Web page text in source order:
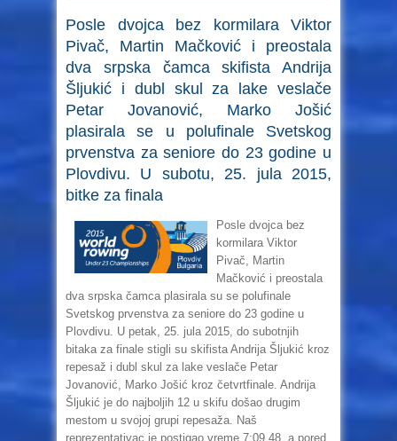
Posle dvojca bez kormilara Viktor
Pivač, Martin Mačković i preostala
dva srpska čamca skifista Andrija
Šljukić i dubl skul za lake veslače
Petar Jovanović, Marko Jošić
plasirala se u polufinale Svetskog
prvenstva za seniore do 23 godine u
Plovdivu. U subotu, 25. jula 2015,
bitke za finala
Posle dvojca bez
kormilara Viktor
Pivač, Martin
Mačković i preostala
dva srpska čamca plasirala su se polufinale
Svetskog prvenstva za seniore do 23 godine u
Plovdivu. U petak, 25. jula 2015, do subotnjih
bitaka za finale stigli su skifista Andrija Šljukić kroz
repesaž i dubl skul za lake veslače Petar
Jovanović, Marko Jošić kroz četvrtfinale. Andrija
Šljukić je do najboljih 12 u skifu došao drugim
mestom u svojoj grupi repesaža. Naš
reprezentativac je postigao vreme 7:09,48, a pored